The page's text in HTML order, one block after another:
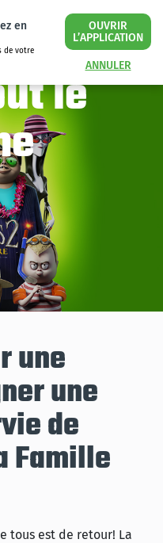
en
de votre
OUVRIR
L’APPLICATION
ANNULER
le
une
une
de
Famille
tous est de retour! La